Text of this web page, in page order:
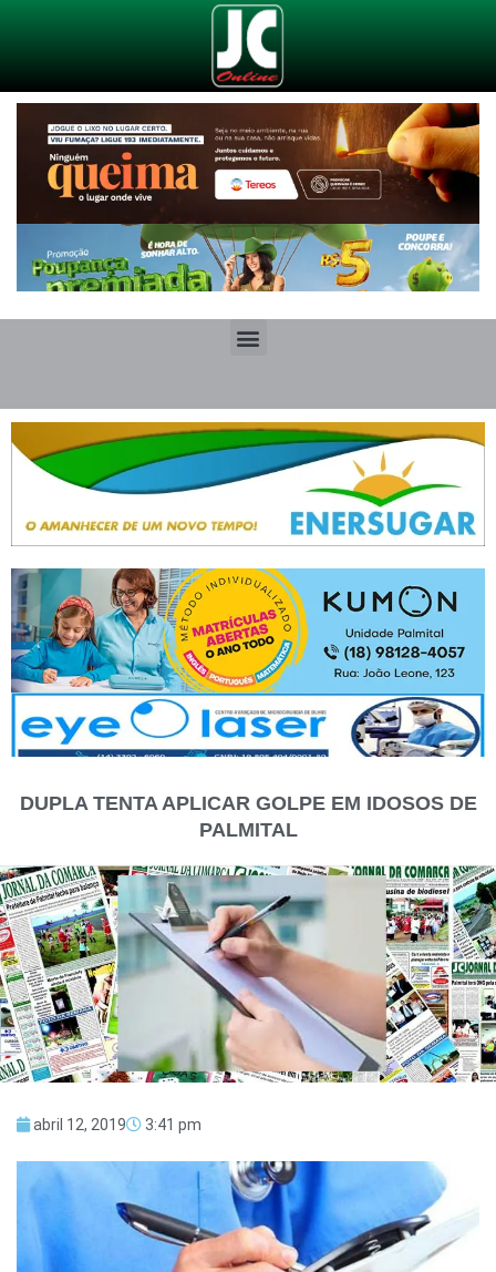
DUPLA TENTA APLICAR GOLPE EM IDOSOS DE
PALMITAL
abril 12, 2019 3:41 pm